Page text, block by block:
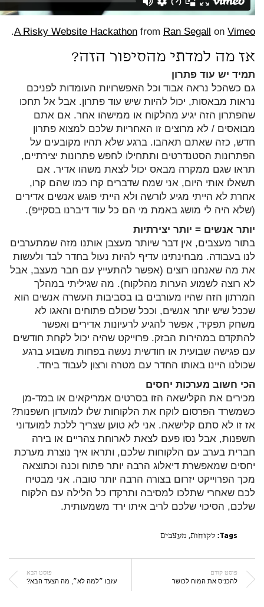
A Risky Website Hackathon from Ran Segall on Vimeo
.
אז מה למדתי מהסיפור הזה?
תמיד יש עוד פתרון
גם כשהכל נראה אבוד וכל האפשרויות העומדות לפניכם
נראות מבאסות, יכול להיות שיש עוד פתרון. אבל אל תחכו
שהפתרון הזה יגיע מהלקוח או ממישהו אחר. אם אתם
מבואסים / לא מרוצים זו האחריות שלכם למצוא פתרון
חדש, כזה שאתם תאהבו. ברגע שלא תהיו מקובעים על
הפתרונות הסטנדרטים ותתחילו לחפש פתרונות יצירתיים,
תראו שגם ממקרה מבאס יכול לצאת משהו אדיר. אם
תשאלו אותי היום, אני שמח שדברים קרו כמו שהם קרו,
אחרת לא הייתי מגיע לורשה ולא הייתי פוגש אנשים אדירים
(שלא היה לי מושג באמת מי הם כל עוד דיברנו בסקייפ).
יותר אנשים = יותר יצירתיות
בתור מעצבים, אין דבר שיותר מעצבן אותנו מזה שמתערבים
לנו בעבודה. מבחינתינו עדיף להיות נעול בחדר לבד ולעשות
את מה שאנחנו רוצים (אפשר להתעייץ עם חבר מעצב, אבל
לא רוצה לשמוע הערות מהלקוח). מה שגיליתי במהלך
המרתון הזה שהיו מעורבים בו בסביבות העשרה אנשים הוא
שככל שיש יותר אנשים, וככל שכולם פתוחים והאגו לא
משחק תפקיד, אפשר להגיע לרעיונות אדירים ואפשר
להתקדם במהירות הבזק. פרוייקט שהיה יכול לקחת חודשים
עם פגישה שבועית או חודשית נעשה בפחות משבוע ברגע
שכולנו היינו באותו החדר עם מטרה ורצון לעבוד ביחד.
הכי חשוב מערכות יחסים
מכירים את הקלישאה הזו בסרטים אמריקאים או במד-מן
כשמשרד הפרסום לוקח את הלקוחות שלו למועדון חשפנות?
אז זו לא סתם קלישאה. אני לא טוען שצריך ללכת למועדוני
חשפנות, אבל נסו פעם לצאת לארוחת צהריים או בירה
חברית בערב עם הלקוחות שלכם, ותראו איך נוצרת מערכת
יחסים שמאפשרת דיאלוג הרבה יותר פתוח וכנה וכתוצאה
מכך הפרוייקט יזרום בצורה הרבה יותר טובה. אני מבטיח
לכם שאחרי שתלכו למסיבה ותרקדו כל הלילה עם הלקוח
שלכם, הסיכוי שלכם לריב איתו ירד משמעותית.
Tags: לקוחות, מעצבים
פוסט קודם
להכניס את המוח לכושר
פוסט הבא
עזבו ״למה לא״, מה הצעד הבא?